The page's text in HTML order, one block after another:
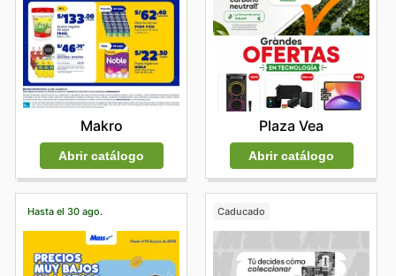
Makro
Abrir catálogo
Plaza Vea
Abrir catálogo
Hasta el 30 ago. Caducado